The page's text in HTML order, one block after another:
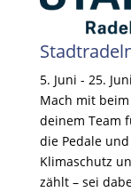
5. Juni - 25. Juni
Mach mit beim
deinem Team
die Pedale
Klimaschutz
zählt – sei